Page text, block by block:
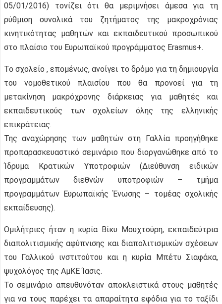
05/01/2016) τονίζει ότι θα μεριμνήσει άμεσα για τη
ρύθμιση συνολικά του ζητήματος της μακροχρόνιας
κινητικότητας μαθητών και εκπαιδευτικού προσωπικού
στο πλαίσιο του Ευρωπαϊκού προγράμματος Erasmus+.
Το σχολείο , επομένως, ανοίγει το δρόμο για τη δημιουργία
του νομοθετικού πλαισίου που θα προνοεί για τη
μετακίνηση μακρόχρονης διάρκειας για μαθητές και
εκπαιδευτικούς των σχολείων όλης της ελληνικής
επικράτειας.
Της αναχώρησης των μαθητών στη Γαλλία προηγήθηκε
προπαρασκευαστικό σεμινάριο που διοργανώθηκε από το
Ίδρυμα Κρατικών Υποτροφιών (Διεύθυνση ειδικών
προγραμμάτων διεθνών υποτροφιών – τμήμα
προγραμμάτων Ευρωπαϊκής Ένωσης – τομέας σχολικής
εκπαίδευσης).
Ομιλήτριες ήταν η κυρία Βίκυ Μουχτούρη, εκπαιδεύτρια
διαπολιτισμικής αφύπνισης και διαπολιτισμικών σχέσεων
του Γαλλικού ινστιτούτου και η κυρία Μπέτυ Σιαφάκα,
ψυχολόγος της ΑμΚΕ Ίασις.
Το σεμινάριο απευθυνόταν αποκλειστικά στους μαθητές
για να τους παρέχει τα απαραίτητα εφόδια για το ταξίδι